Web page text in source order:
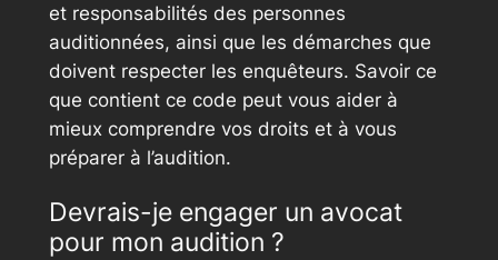
et responsabilités des personnes
auditionnées, ainsi que les démarches que
doivent respecter les enquêteurs. Savoir ce
que contient ce code peut vous aider à
mieux comprendre vos droits et à vous
préparer à l’audition.
Devrais-je engager un avocat
pour mon audition ?